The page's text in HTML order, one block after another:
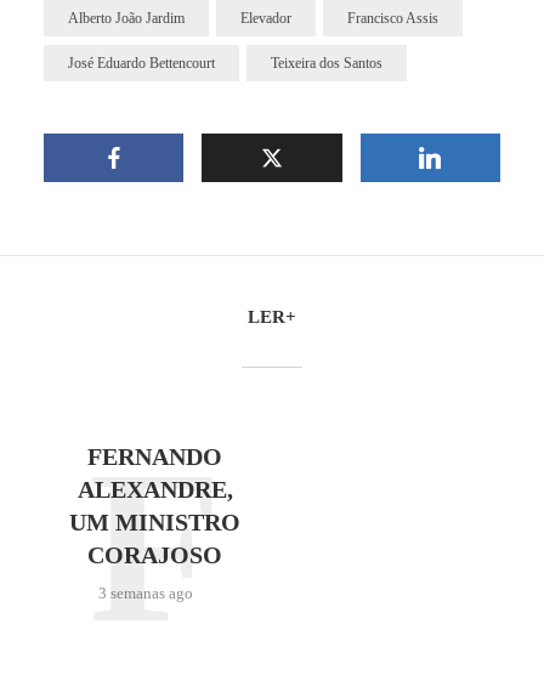
Alberto João Jardim Elevador Francisco Assis
José Eduardo Bettencourt Teixeira dos Santos
LER+
FERNANDO
ALEXANDRE,
UM MINISTRO
CORAJOSO
3 semanas ago
F